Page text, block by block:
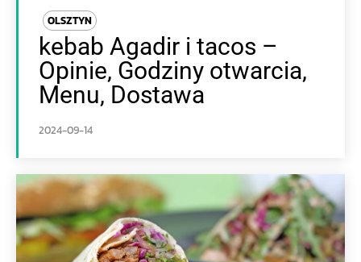
OLSZTYN
kebab Agadir i tacos –
Opinie, Godziny otwarcia,
Menu, Dostawa
2024-09-14